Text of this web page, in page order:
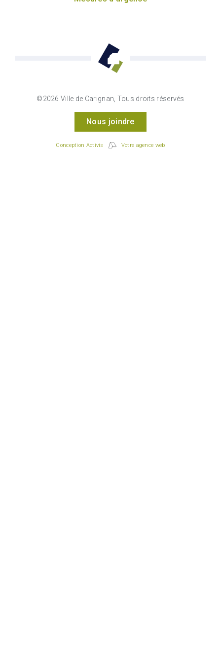
©2026 Ville de Carignan, Tous droits réservés
Nous joindre
Conception Activis Votre agence web